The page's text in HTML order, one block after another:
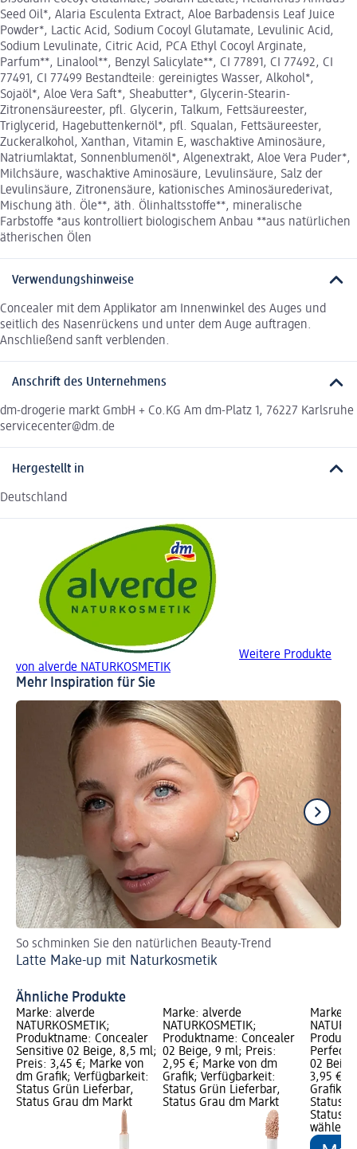
Seed Oil*, Alaria Esculenta Extract, Aloe Barbadensis Leaf Juice
Powder*, Lactic Acid, Sodium Cocoyl Glutamate, Levulinic Acid,
Sodium Levulinate, Citric Acid, PCA Ethyl Cocoyl Arginate,
Parfum**, Linalool**, Benzyl Salicylate**, CI 77891, CI 77492, CI
77491, CI 77499 Bestandteile: gereinigtes Wasser, Alkohol*,
Sojaöl*, Aloe Vera Saft*, Sheabutter*, Glycerin-Stearin-
Zitronensäureester, pfl. Glycerin, Talkum, Fettsäureester,
Triglycerid, Hagebuttenkernöl*, pfl. Squalan, Fettsäureester,
Zuckeralkohol, Xanthan, Vitamin E, waschaktive Aminosäure,
Natriumlaktat, Sonnenblumenöl*, Algenextrakt, Aloe Vera Puder*,
Milchsäure, waschaktive Aminosäure, Levulinsäure, Salz der
Levulinsäure, Zitronensäure, kationisches Aminosäurederivat,
Mischung äth. Öle**, äth. Ölinhaltsstoffe**, mineralische
Farbstoffe *aus kontrolliert biologischem Anbau **aus natürlichen
ätherischen Ölen
Verwendungshinweise
Concealer mit dem Applikator am Innenwinkel des Auges und
seitlich des Nasenrückens und unter dem Auge auftragen.
Anschließend sanft verblenden.
Anschrift des Unternehmens
dm-drogerie markt GmbH + Co.KG Am dm-Platz 1, 76227 Karlsruhe
servicecenter@dm.de
Hergestellt in
Deutschland
Weitere Produkte
von alverde NATURKOSMETIK
Mehr Inspiration für Sie
So schminken Sie den natürlichen Beauty-Trend
Latte Make-up mit Naturkosmetik
Ähnliche Produkte
Marke: alverde
NATURKOSMETIK;
Produktname: Concealer
Sensitive 02 Beige, 8,5 ml;
Preis: 3,45 €; Marke von
dm Grafik; Verfügbarkeit:
Status Grün Lieferbar,
Status Grau dm Markt
Marke: alverde
NATURKOSMETIK;
Produktname: Concealer
02 Beige, 9 ml; Preis:
2,95 €; Marke von dm
Grafik; Verfügbarkeit:
Status Grün Lieferbar,
Status Grau dm Markt
Marke:
Perfect
02
3,95 €;
Grafik;
Status
Status
wählen